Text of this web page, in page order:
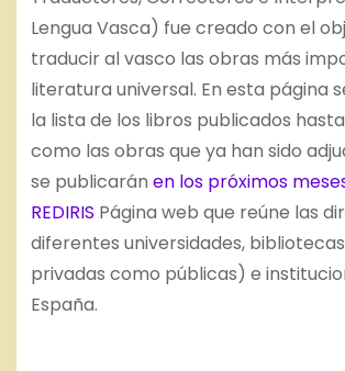
Lengua Vasca) fue creado con el
traducir al vasco las obras más
literatura universal. En esta página
la lista de los libros publicados
como las obras que ya han sido
se publicarán en los próximos
REDIRIS Página web que reúne las
diferentes universidades,
privadas como públicas) e
España.